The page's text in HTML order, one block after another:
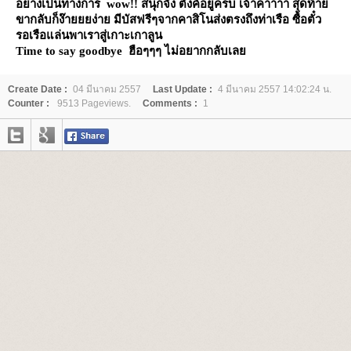
อย่างเป็นทางการwow!! สนุกจัง ตังค์อยู่ครบ เจ้าค่าาาา สุดท้า
ขากลับก็ง๊ายยยง่า มีบัสฟรีๆจากคาสิโนส่งตรงถึงท่าเรือ ซื้อตั๋ว
รอเรือแล่นพาเราสู่เกาะเกาลูน
Time to say goodbye ฮือๆๆๆ ไม่อยากกลับเล
Create Date : 04 มีนาคม 2557 Last Update : 4 มีนาคม 2557 14:02:24 น.
Counter :
9513 Pageviews. Comments : 1